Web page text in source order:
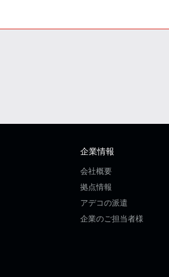
企業情報
会社概要
拠点情報
アデコの派遣
企業のご担当者様